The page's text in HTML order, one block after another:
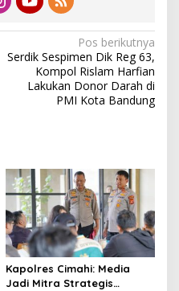
Pos berikutnya
Serdik Sespimen Dik Reg 63,
Kompol Rislam Harfian
Lakukan Donor Darah di
PMI Kota Bandung
Kapolres Cimahi: Media
Jadi Mitra Strategis